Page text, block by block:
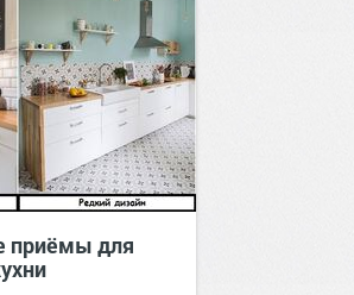
приёмы для